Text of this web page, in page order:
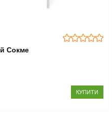
Сокме
КУПИТИ